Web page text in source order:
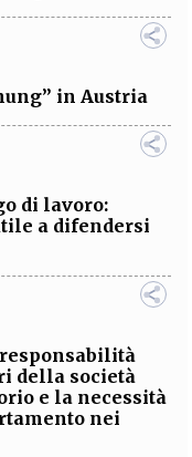
in Austria
di lavoro:
a difendersi
della società
e la necessità
nei